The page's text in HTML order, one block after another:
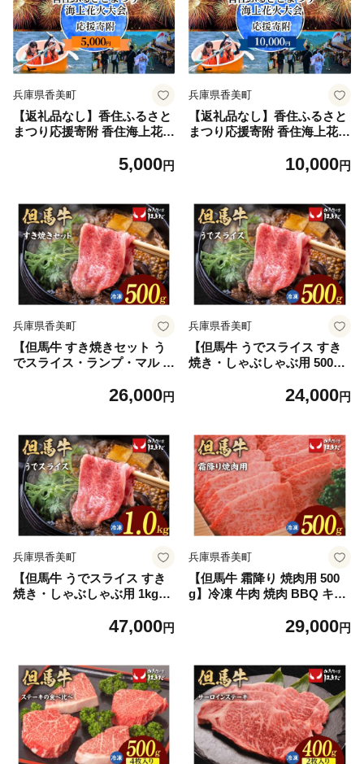
鮮度抜群 絶妙 塩加減 茹で 大
人気 ふるさと納税 兵庫県 香
美町 SKG WKA 山米鮮魚 74-
03
夏 祭り 夏祭り おすすめ スポ
ット イベント 応援 香住 小代
村岡 兵庫県 香美町 25-56
兵庫県香美町
【返礼品なし】香住ふるさと
まつり応援寄附 香住海上花火
来年も美しい香住の花火大会
す。 ふるさとづくり 寄附金
1万以下 花火 花火大会 夏 祭
り 夏祭り おすすめ スポット
イベント 応援 香住 小代 村岡
兵庫県 香美町 25-57
5,000円
兵庫県香美町
【返礼品なし】香住ふるさと
まつり応援寄附 香住海上花火
来年も美しい香住の花火大会
す。 ふるさとづくり 寄附金
1万以下 花火 花火大会 夏 祭
り 夏祭り おすすめ スポット
イベント 応援 香住 小代 村岡
兵庫県 香美町 25-58
10,000円
兵庫県香美町
【但馬牛 すき焼きセット う
でスライス・ランプ・マル 合
しゃぶしゃぶ すき焼き 焼肉
馬 神戸 兵庫県 香美町 但馬ビ
ーフはまだ TJM 73-01
26,000円
兵庫県香美町
【但馬牛 うでスライス すき
焼き・しゃぶしゃぶ用 500
ぶしゃぶ すき焼き 国産 但馬
グ 兵庫県 香美町 但馬牛 但馬
ビーフはまだ TJM 73-02
24,000円
兵庫県香美町
【但馬牛 うでスライス すき
焼き・しゃぶしゃぶ用 1kg】
ゃぶ すき焼き 国産 但馬 神戸
庫県 香美町 但馬牛 但馬ビー
フはまだ TJM 73-03
47,000円
兵庫県香美町
【但馬牛 霜降り 焼肉用 500
g】冷凍 牛肉 焼肉 BBQ キャ
人気 ふるさと納税 返礼品 お
だ TJM 73-04
29,000円